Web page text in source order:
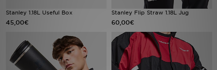
Stanley 1.18L Useful Box
45,00€
Stanley Flip Straw 1.18L Jug
60,00€
Sport
Lade Die APP